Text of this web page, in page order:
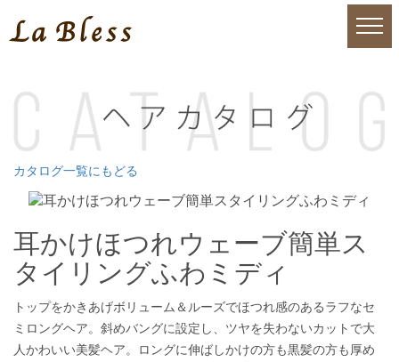
カタログ一覧にもどる
耳かけほつれウェーブ簡単ス
タイリングふわミディ
トップをかきあげボリューム＆ルーズでほつれ感のあるラフなセ
ミロングヘア。斜めバングに設定し、ツヤを失わないカットで大
人かわいい美髪ヘア。ロングに伸ばしかけの方も黒髪の方も厚め